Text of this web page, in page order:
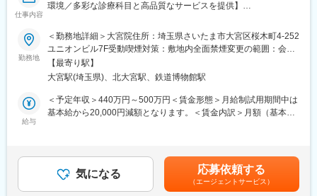
【働く環境】
・月3回までの希望休申請可能
・連休取得も遠慮なくできる風土です
・食堂利用可
【当社について】
東京・埼玉エリアを中心に病院、クリニック、特別養護老人ホー
ム、有料老人ホーム、デイケア、グループホーム、訪問看護、認
【ワークライフバランスが整う環境】
・育休復帰率98.0%／2025年度となっており、女性も活躍できる
仕事内容
環境／多彩な診療科目と高品質なサービスを提供】
■業務概要
当社が運営する聖心美容クリニック大宮院にて、看護師として患
者さまの美容医療体験全般をサポートします。美容外科や皮膚
科、内科、再生医療など幅広い診療領域を扱い、患者さま一人ひ
とりに寄り添いながら、最新の知識・技術を活かし質の高い医療
サービスの提供に貢献していただきます。医師やスタッフと連携
し、患者さまの安心・安全を支える重要な役割を担います。
補助、ガーゼ交換、抜糸など）
・医療脱毛や痩身、スキンケアなどの美容機器施術およびアフタ
勤務地
＜勤務地詳細＞大宮院住所：埼玉県さいたま市大宮区桜木町4-252
ユニオンビル7F受動喫煙対策：敷地内全面禁煙変更の範囲：会社
の定める事業所
【最寄り駅】
大宮駅(埼玉県)、北大宮駅、鉄道博物館駅
給与
＜予定年収＞440万円～500万円＜賃金形態＞月給制試用期間中は
基本給から20,000円減額となります。＜賃金内訳＞月額（基本
320,000円 ∟想定年収 4,800,000円 ＋月次ボーナス・入職3年目
のモデル年収： 5,000,000円～5,600,000円 （月次ボーナスやリー
ダー手当などを加算・管理職経験をお持ちの方は別途要相談賃金
気になる 応募依頼する
（エージェントサービス）